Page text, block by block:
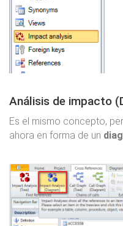
Análisis de impacto
Es el mismo concepto,
ahora en forma de un